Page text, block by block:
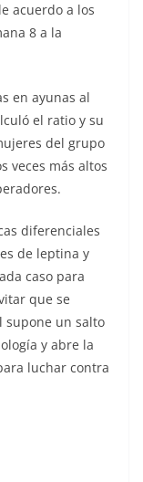
acuerdo a los
8 a la
en ayunas al
el ratio y su
del grupo
veces más altos
diferenciales
de leptina y
caso para
que se
supone un salto
y abre la
luchar contra